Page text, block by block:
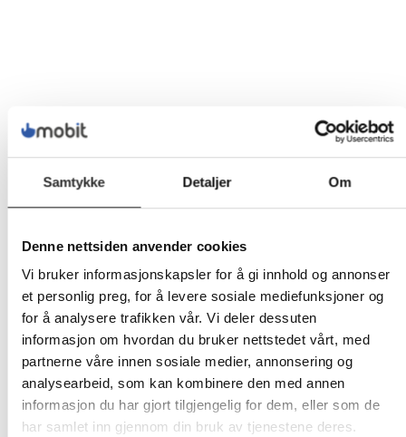
Samtykke Detaljer Om
Denne nettsiden anvender cookies
Vi bruker informasjonskapsler for å gi innhold og annonser
et personlig preg, for å levere sosiale mediefunksjoner og
for å analysere trafikken vår. Vi deler dessuten
informasjon om hvordan du bruker nettstedet vårt, med
partnerne våre innen sosiale medier, annonsering og
analysearbeid, som kan kombinere den med annen
informasjon du har gjort tilgjengelig for dem, eller som de
har samlet inn gjennom din bruk av tjenestene deres.
339,-
LEGG I HANDLEVOGN